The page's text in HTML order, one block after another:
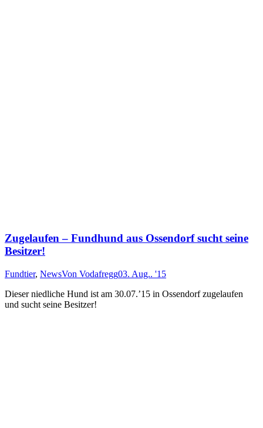
Zugelaufen – Fundhund aus Ossendorf sucht seine
Besitzer!
Fundtier, NewsVon Vodafregg03. Aug.. '15
Dieser niedliche Hund ist am 30.07.’15 in Ossendorf zugelaufen
und sucht seine Besitzer!